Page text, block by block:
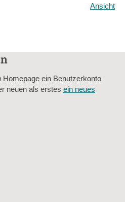
Ansicht
Homepage ein Benutzerkonto
neuen als erstes ein neues